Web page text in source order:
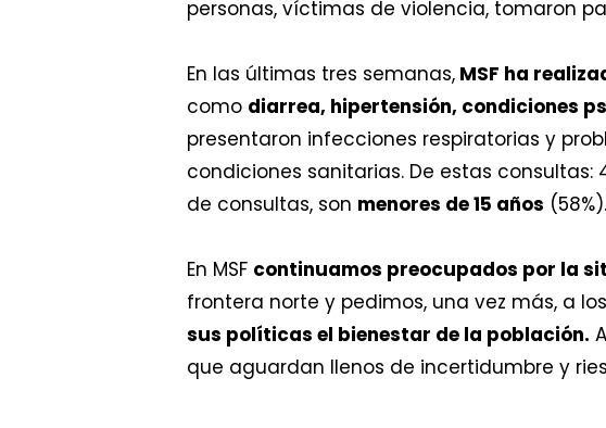
personas, víctimas de violencia, tomaron
En las últimas tres semanas, MSF ha
como diarrea, hipertensión, condiciones
presentaron infecciones respiratorias y
condiciones sanitarias. De estas consultas:
de consultas, son menores de 15 años (58%).
En MSF continuamos preocupados por la
frontera norte y pedimos, una vez más, a
sus políticas el bienestar de la población.
que aguardan llenos de incertidumbre y